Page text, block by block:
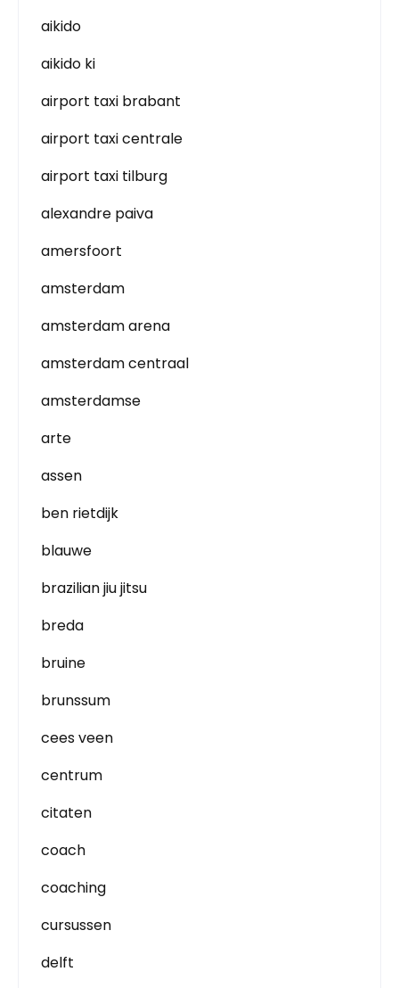
aikido
aikido ki
airport taxi brabant
airport taxi centrale
airport taxi tilburg
alexandre paiva
amersfoort
amsterdam
amsterdam arena
amsterdam centraal
amsterdamse
arte
assen
ben rietdijk
blauwe
brazilian jiu jitsu
breda
bruine
brunssum
cees veen
centrum
citaten
coach
coaching
cursussen
delft